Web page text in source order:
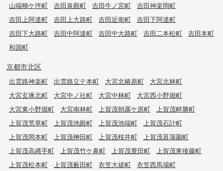
山端柳ケ坪町
吉田泉殿町 吉田牛ノ宮町
吉田神楽岡町
吉田上阿達町
吉田上大路町 吉田近衛町
吉田下阿達町
吉田下大路町
吉田中阿達町 吉田中大路町 吉田二本松町
吉田本町
和国町
京都市北区
出雲路神楽町 出雲路立テ本町 大宮北椿原町
大宮北林町
大宮玄琢北町
大宮中ノ社町 大宮中林町
大宮西小野堀町
大宮東小野堀町
大宮南林町 上賀茂朝露ケ原町
上賀茂畔勝町
上賀茂荒草町
上賀茂池殿町 上賀茂池端町
上賀茂石計町
上賀茂岡本町
上賀茂榊田町 上賀茂桜井町
上賀茂菖蒲園町
上賀茂高縄手町
上賀茂竹ケ鼻町 上賀茂豊田町
上賀茂東後藤町
上賀茂松本町
上賀茂薮田町 衣笠大祓町
衣笠西馬場町